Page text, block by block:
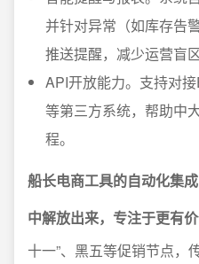
并针对异常（如库存告
推送提醒，减少运营盲区
API开放能力。支持对
等第三方系统，帮助中
程。
船长电商工具的自动化集
中解放出来，专注于更有价
十一”、黑五等促销节点，